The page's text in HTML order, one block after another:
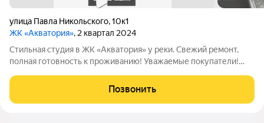
улица Павла Никольского,10к1
ЖК «Акватория», 2 квартал 2024
Стильная студия в ЖК «Акватория» у реки. Свежий ремонт,
полная готовность к проживанию! Уважаемые покупатели!
в современном жилом комплексе «Акватория». Это идеальный
выбор для тех, кто ценит
Позвонить